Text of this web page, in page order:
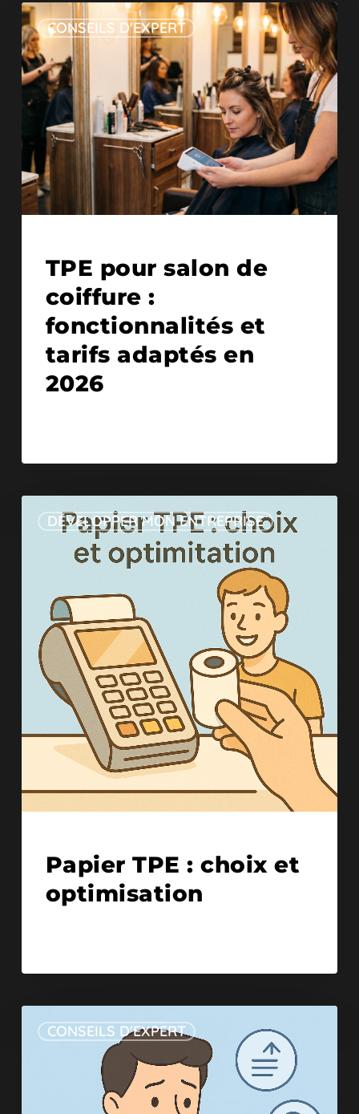
CONSEILS D'EXPERT
TPE pour salon de
coiffure :
fonctionnalités et
tarifs adaptés en
2026
DÉVELOPPER MON ENTREPRISE
Papier TPE : choix et
optimisation
CONSEILS D'EXPERT